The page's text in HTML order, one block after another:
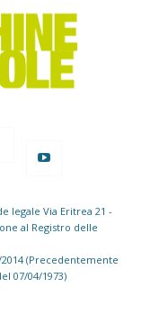
legale Via Eritrea 21 -
al Registro delle
(Precedentemente
07/04/1973)